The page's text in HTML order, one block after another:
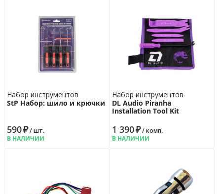
Набор инструментов
StP Набор: шило и крючки
590₽/ шт.
В НАЛИЧИИ
Набор инструментов
DL Audio Piranha
Installation Tool Kit
1 390₽/ комп.
В НАЛИЧИИ